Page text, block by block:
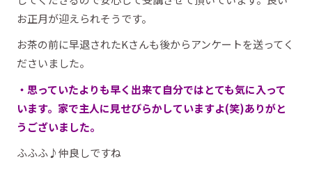
お正月が迎えられそうです。
お茶の前に早退されたKさんも後からアンケートを送ってく
ださいました。
・思っていたよりも早く出来て自分ではとても気に入って
います。家で主人に見せびらかしていますよ(笑)ありがと
うございました。
ふふふ♪仲良しですね